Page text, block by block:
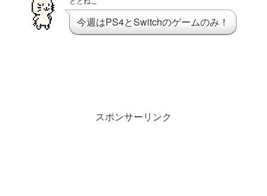
今週はPS4とSwitchのゲームのみ！
スポンサーリンク